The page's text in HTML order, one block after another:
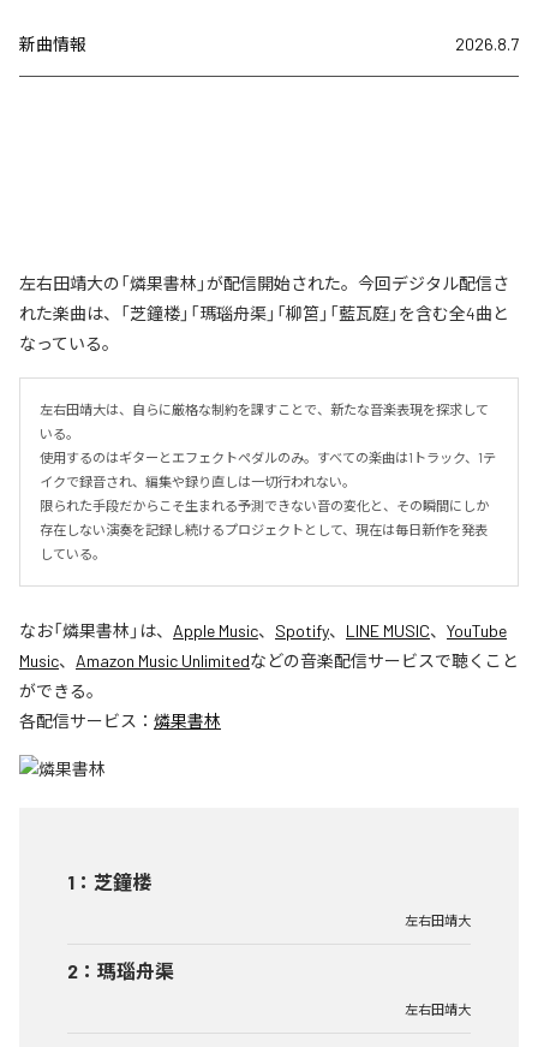
新曲情報 2026.8.7
左右田靖大の「燐果書林」が配信開始された。今回デジタル配信さ
れた楽曲は、「芝鐘楼」「瑪瑙舟渠」「柳筥」「藍瓦庭」を含む全4曲と
なっている。
左右田靖大は、自らに厳格な制約を課すことで、新たな音楽表現を探求して
いる。
使用するのはギターとエフェクトペダルのみ。すべての楽曲は1トラック、1テ
イクで録音され、編集や録り直しは一切行われない。
限られた手段だからこそ生まれる予測できない音の変化と、その瞬間にしか
存在しない演奏を記録し続けるプロジェクトとして、現在は毎日新作を発表
している。
なお「燐果書林 」は、 Apple Music、 Spotify、 LINE MUSIC、 YouTube
Music、 Amazon Music Unlimitedなどの音楽配信サービスで聴くこと
ができる。
各配信サービス： 燐果書林
1 ： 芝鐘楼
左右田靖大
2 ： 瑪瑙舟渠
左右田靖大